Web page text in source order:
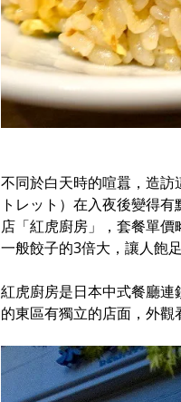
不同於白天時的喧囂，造
トレット）在入夜後變得
店「紅虎廚房」，套餐單
一般餃子的3倍大，讓人飽足
紅虎廚房是日本中式餐廳
的東區有獨立的店面，外觀